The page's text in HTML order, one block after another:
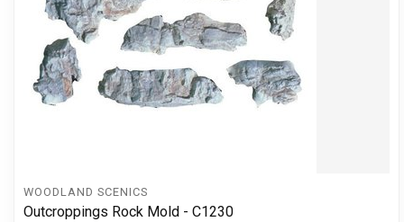
WOODLAND SCENICS
Outcroppings Rock Mold - C1230